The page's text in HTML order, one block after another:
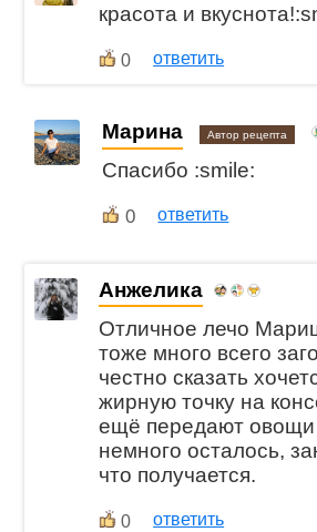
красота и
0 ответить
Марина Автор рецепта
Спасибо :smile:
0 ответить
Анжелика
Отличное лечо
тоже много всего
честно сказать
жирную точку на
ещё передают овощи
немного осталось,
что получается.
0 ответить